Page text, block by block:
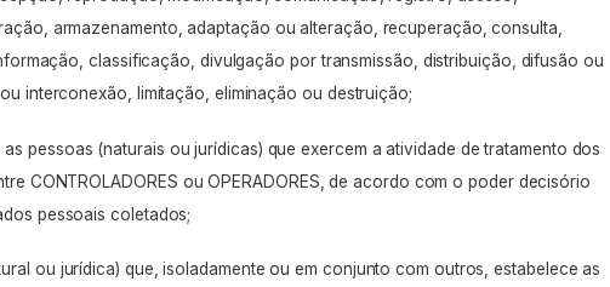
armazenamento, adaptação ou alteração, recuperação, consulta,
classificação, divulgação por transmissão, distribuição, difusão ou
interconexão, limitação, eliminação ou destruição;
as pessoas (naturais ou jurídicas) que exercem a atividade de tratamento dos
CONTROLADORES ou OPERADORES, de acordo com o poder decisório
pessoais coletados;
ou jurídica) que, isoladamente ou em conjunto com outros, estabelece as